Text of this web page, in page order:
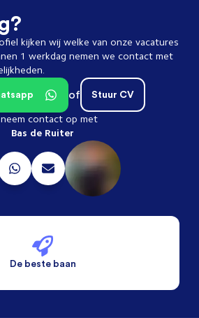
kijken wij welke van onze vacatures
1 werkdag nemen we contact met
Stuur CV
of
contact op met
Bas de Ruiter
De beste baan